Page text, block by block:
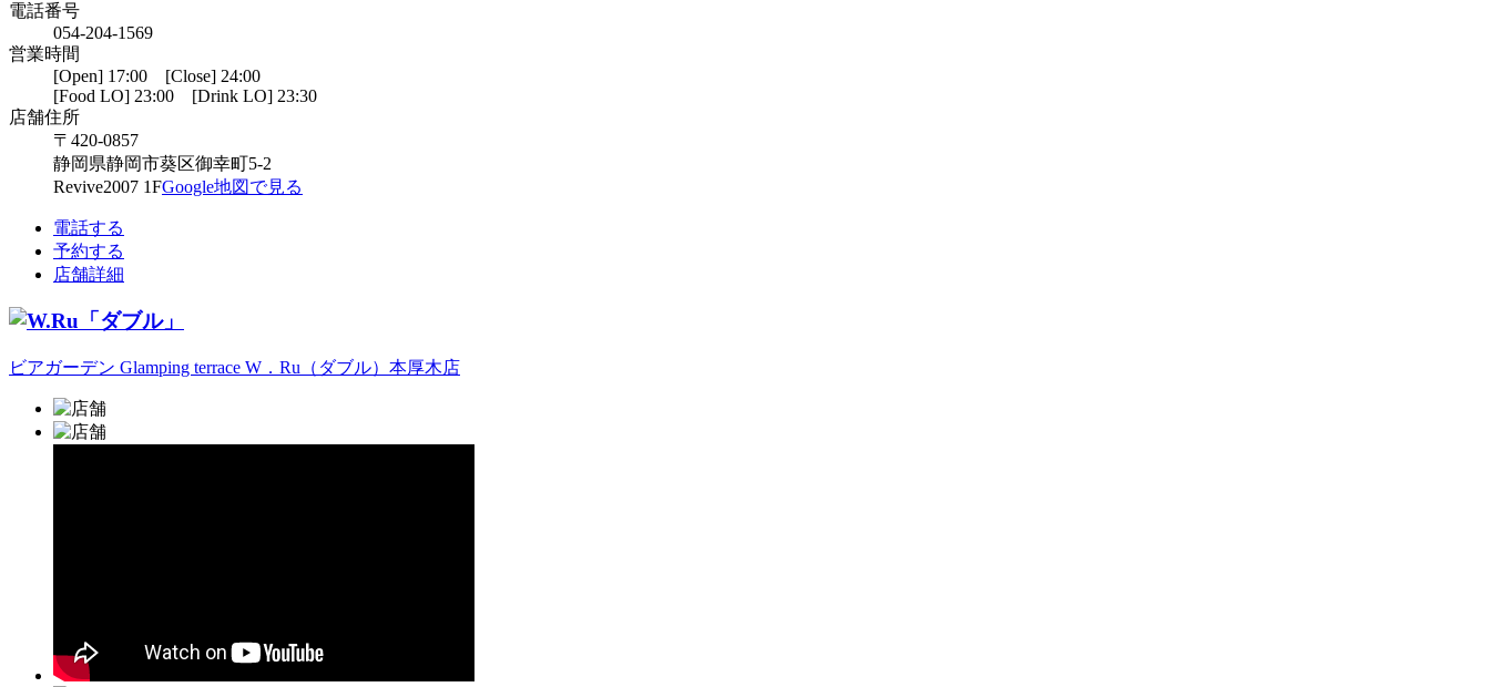
電話番号
054-204-1569
営業時間
[Open] 17:00 [Close] 24:00
[Food LO] 23:00 [Drink LO] 23:30
店舗住所
〒420-0857
静岡県静岡市葵区御幸町5-2
Revive2007 1FGoogle地図で見る
電話する
予約する
店舗詳細
ビアガーデン Glamping terrace W．Ru（ダブル）本厚木店